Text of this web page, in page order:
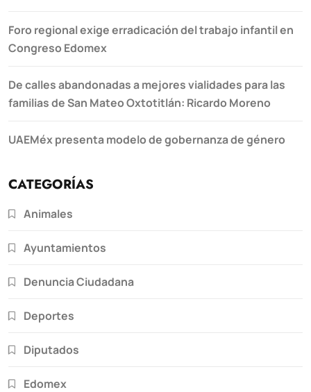
Foro regional exige erradicación del trabajo infantil en
Congreso Edomex
De calles abandonadas a mejores vialidades para las
familias de San Mateo Oxtotitlán: Ricardo Moreno
UAEMéx presenta modelo de gobernanza de género
CATEGORÍAS
Animales
Ayuntamientos
Denuncia Ciudadana
Deportes
Diputados
Edomex